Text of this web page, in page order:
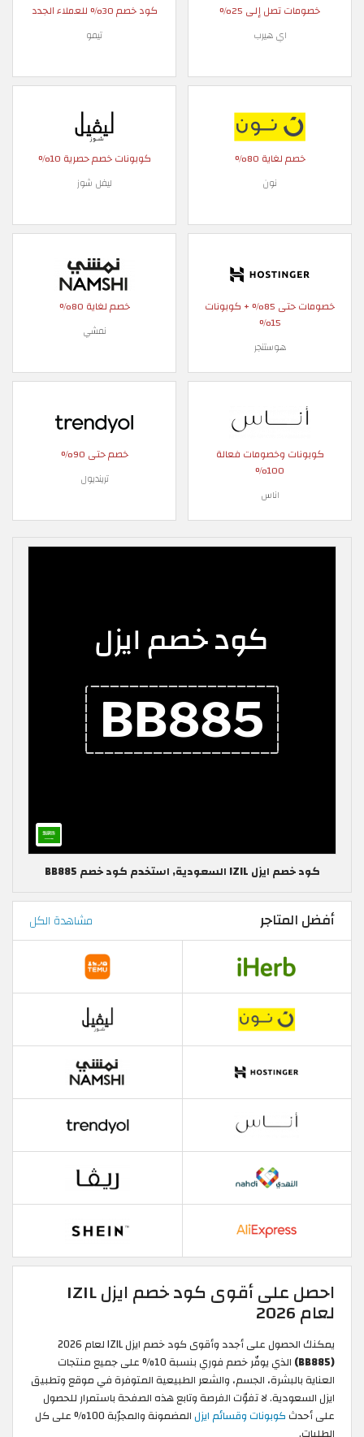
خصومات تصل إلى 25%
اي هيرب
كود خصم 30% للعملاء الجدد
تيمو
خصم لغاية 80%
نون
كوبونات خصم حصرية 10%
ليفل شوز
خصومات حتى 85% + كوبونات
15%
هوستنجر
خصم لغاية 80%
نمشي
كوبونات وخصومات فعالة
100%
اناس
خصم حتى 90%
ترينديول
كود خصم ايزل IZIL السعودية, استخدم كود خصم BB885
أفضل المتاجر مشاهدة الكل
احصل على أقوى كود خصم ايزل IZIL
لعام 2026
يمكنك الحصول على أجدد وأقوى كود خصم ايزل IZIL لعام 2026
(BB885)
الذي يوفّر خصم فوري بنسبة 10% على جميع منتجات
العناية بالبشرة، الجسم، والشعر الطبيعية المتوفرة في موقع وتطبيق
ايزل السعودية. لا تفوّت الفرصة وتابع هذه الصفحة باستمرار للحصول
على أحدث كوبونات وقسائم ايزل
المضمونة والمجرّبة 100% على كل